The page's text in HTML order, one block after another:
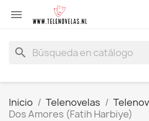

search
Inicio Telenovelas
Dos Amores (Fatih Harbiye)